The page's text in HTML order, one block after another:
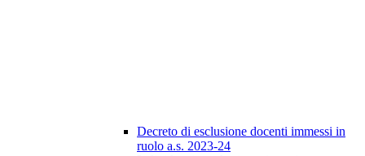
Decreto di esclusione docenti immessi in
ruolo a.s. 2023-24